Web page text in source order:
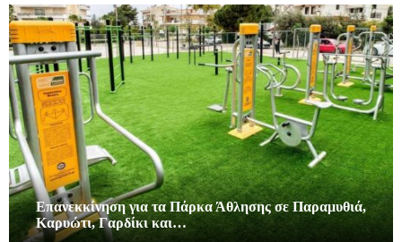
Επανεκκίνηση για τα Πάρκα Άθλησης σε Παραμυθιά,
Καρυώτι, Γαρδίκι και…